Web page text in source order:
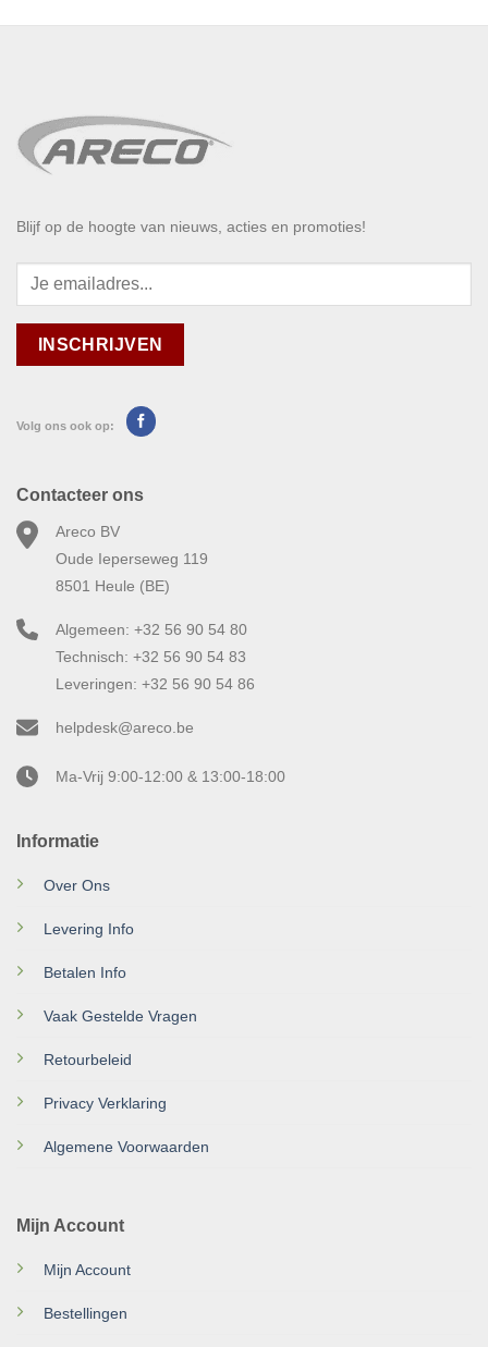
Blijf op de hoogte van nieuws, acties en promoties!
Volg ons ook op:
Informatie
Over Ons
Levering Info
Betalen Info
Vaak Gestelde Vragen
Retourbeleid
Privacy Verklaring
Algemene Voorwaarden
Mijn Account
Mijn Account
Bestellingen
Contacteer ons
Areco BV
Oude Ieperseweg 119
8501 Heule (BE)
Algemeen: +32 56 90 54 80
Technisch: +32 56 90 54 83
Leveringen: +32 56 90 54 86
helpdesk@areco.be
Ma-Vrij 9:00-12:00 & 13:00-18:00